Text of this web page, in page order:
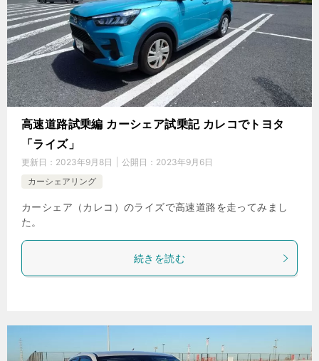
高速道路試乗編 カーシェア試乗記 カレコでトヨタ
「ライズ」
更新日： 2023年9月8日 公開日： 2023年9月6日
カーシェアリング
カーシェア（カレコ）のライズで高速道路を走ってみまし
た。
続きを読む